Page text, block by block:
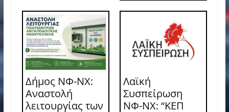
Δήμος ΝΦ-ΝΧ:
Αναστολή
λειτουργίας των
Λαϊκή
Συσπείρωση
ΝΦ-ΝΧ: “ΚΕΠ